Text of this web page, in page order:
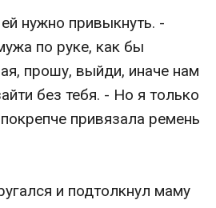
нужно привыкнуть. -
по руке, как бы
прошу, выйди, иначе нам
без тебя. - Но я только
привязала ремень
и подтолкнул маму